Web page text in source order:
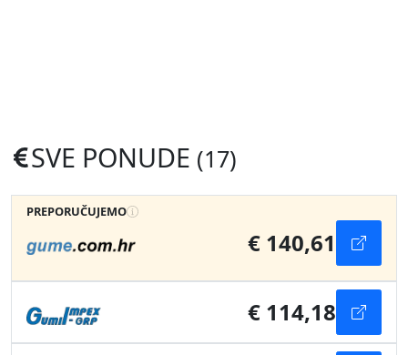
SVE PONUDE (17)
PREPORUČUJEMO
€ 140,61
€ 114,18